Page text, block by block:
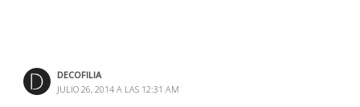
DECOFILIA
JULIO 26, 2014 A LAS 12:31 AM